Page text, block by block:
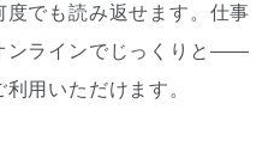
でも読み返せます。仕事
ンラインでじっくりと——
用いただけます。